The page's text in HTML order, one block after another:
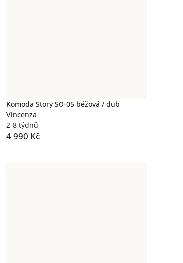
Komoda Story SO-05 béžová / dub
Vincenza
2-8 týdnů
4 990 Kč